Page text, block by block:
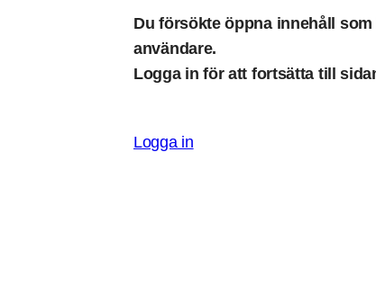
Du försökte öppna innehåll
användare.
Logga in för att fortsätta till
Logga in